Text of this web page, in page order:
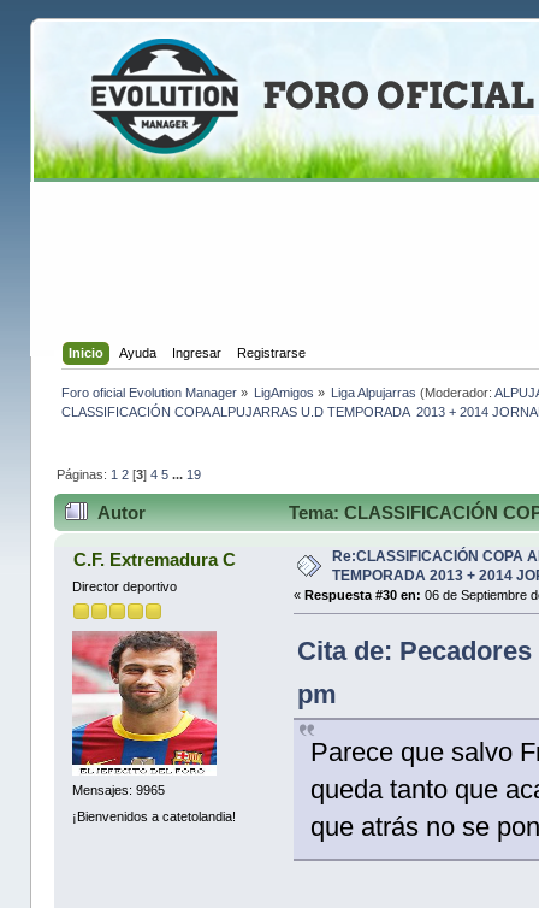
Inicio Ayuda Ingresar Registrarse
Foro oficial Evolution Manager» LigAmigos » Liga Alpujarras (Moderador:
CLASSIFICACIÓN COPA ALPUJARRAS U.D TEMPORADA  2013 + 2014
Páginas: 1 2[3] 4 5 ... 19
Autor
Tema: CLASSIFICACIÓN
(Leído 118801 veces)
C.F. Extremadura C
Director deportivo
Mensajes: 9965
¡Bienvenidos a catetolandia!
Re:CLASSIFICACIÓN COPA
TEMPORADA 2013 + 2014
«Respuesta #30 en: 06 de Septiembre
Cita de: Pecadores
pm
Parece que salvo
queda tanto que
que atrás no se